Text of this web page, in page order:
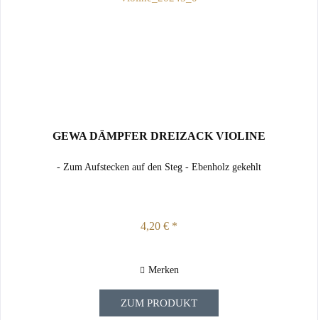
GEWA DÄMPFER DREIZACK VIOLINE
- Zum Aufstecken auf den Steg - Ebenholz gekehlt
4,20 € *
Merken
ZUM PRODUKT